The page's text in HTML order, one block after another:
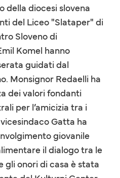
della diocesi slovena
del Liceo "Slataper" di
Sloveno di
Komel hanno
guidati dal
Monsignor Redaelli ha
dei valori fondanti
per l’amicizia tra i
Gatta ha
giovanile
il dialogo tra le
gli onori di casa è stata